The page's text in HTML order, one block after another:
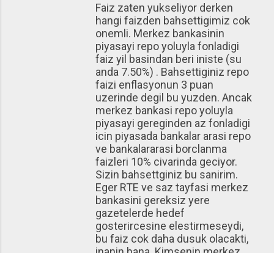
Faiz zaten yukseliyor derken
hangi faizden bahsettigimiz cok
onemli. Merkez bankasinin
piyasayi repo yoluyla fonladigi
faiz yil basindan beri iniste (su
anda 7.50%) . Bahsettiginiz repo
faizi enflasyonun 3 puan
uzerinde degil bu yuzden. Ancak
merkez bankasi repo yoluyla
piyasayi gereginden az fonladigi
icin piyasada bankalar arasi repo
ve bankalararasi borclanma
faizleri 10% civarinda geciyor.
Sizin bahsettginiz bu sanirim.
Eger RTE ve saz tayfasi merkez
bankasini gereksiz yere
gazetelerde hedef
gosterircesine elestirmeseydi,
bu faiz cok daha dusuk olacakti,